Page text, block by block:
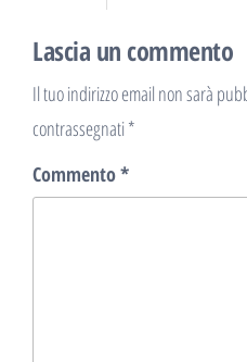
Lascia un commento
Il tuo indirizzo email non sarà
contrassegnati*
Commento*